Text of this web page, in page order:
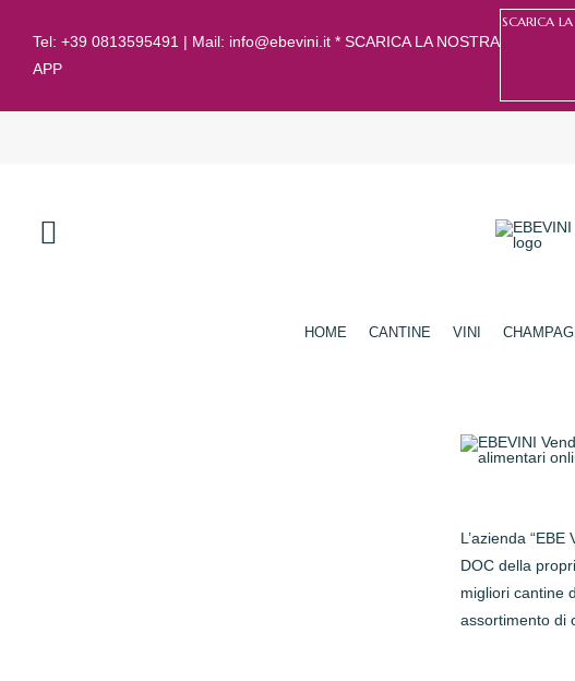
Tel: +39 0813595491 | Mail: info@ebevini.it * SCARICA LA NOSTRA
APP
SCARICA
HOME CANTINE VINI
L’azienda
DOC della
migliori cantine
assortimento di